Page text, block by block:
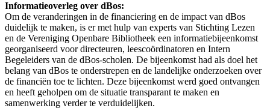
Informatieoverleg over dBos:
Om de veranderingen in de financiering en de impact van dBos
duidelijk te maken, is er met hulp van experts van Stichting Lezen
en de Vereniging Openbare Bibliotheek een informatiebijeenkomst
georganiseerd voor directeuren, leescoördinatoren en Intern
Begeleiders van de dBos-scholen. De bijeenkomst had als doel het
belang van dBos te onderstrepen en de landelijke onderzoeken over
de financiën toe te lichten. Deze bijeenkomst werd goed ontvangen
en heeft geholpen om de situatie transparant te maken en
samenwerking verder te verduidelijken.